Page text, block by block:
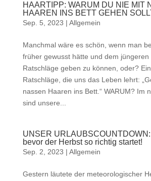
HAARTIPP: WARUM DU NIE MIT
HAAREN INS BETT GEHEN
Sep. 5, 2023 | Allgemein
Manchmal wäre es schön, wenn man
früher gewusst hätte und dem jüngeren
Ratschläge geben zu können, oder?
Ratschläge, die uns das Leben lehrt:
nassen Haaren ins Bett.“ WARUM? Im
sind unsere...
UNSER
bevor der Herbst so richtig startet!
Sep. 2, 2023 | Allgemein
Gestern läutete der meteorologischer